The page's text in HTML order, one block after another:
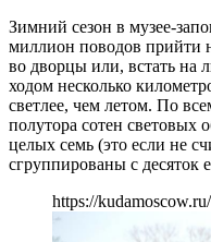
Зимний сезон в музее-
миллион поводов прийти
во дворцы или, встать на
ходом несколько
светлее, чем летом. По
полутора сотен световых
целых семь (это если не
сгруппированы с десяток
https://